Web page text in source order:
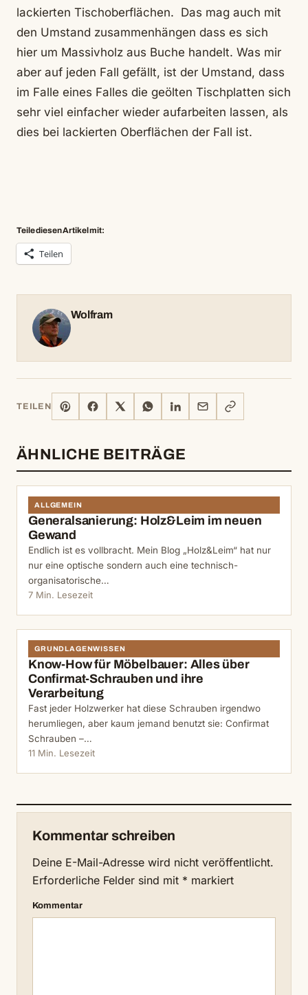
lackierten Tischoberflächen. Das mag auch mit
den Umstand zusammenhängen dass es sich
hier um Massivholz aus Buche handelt. Was mir
aber auf jeden Fall gefällt, ist der Umstand, dass
im Falle eines Falles die geölten Tischplatten sich
sehr viel einfacher wieder aufarbeiten lassen, als
dies bei lackierten Oberflächen der Fall ist.
Teile diesen Artikel mit:
Teilen
Wolfram
TEILEN
PINTERESTFACEBOOK WHATSAPPLINKEDIN
MAIL
LINK
KOPIEREN
ÄHNLICHE BEITRÄGE
ALLGEMEIN
Generalsanierung: Holz&Leim im neuen
Gewand
Endlich ist es vollbracht. Mein Blog „Holz&Leim“ hat nur
nur eine optische sondern auch eine technisch-
organisatorische…
7 Min. Lesezeit
GRUNDLAGENWISSEN
Know-How für Möbelbauer: Alles über
Confirmat-Schrauben und ihre
Verarbeitung
Fast jeder Holzwerker hat diese Schrauben irgendwo
herumliegen, aber kaum jemand benutzt sie: Confirmat
Schrauben –…
11 Min. Lesezeit
Kommentar schreiben
Deine E-Mail-Adresse wird nicht veröffentlicht.
Erforderliche Felder sind mit * markiert
Kommentar